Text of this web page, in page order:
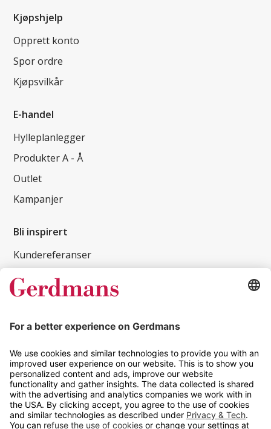
Kjøpshjelp
Opprett konto
Spor ordre
Kjøpsvilkår
E-handel
Hylleplanlegger
Produkter A - Å
Outlet
Kampanjer
Bli inspirert
Kundereferanser
Magasin
Tips og guider
Kontakt
info@gerdmans.no
67 80 56 20
Åpningstid
Hverdager 08:00-16:00